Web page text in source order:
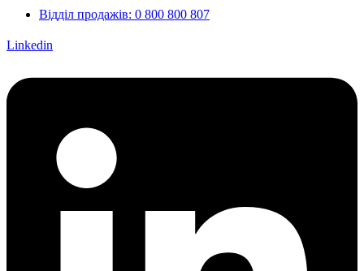
Відділ продажів: 0 800 800 807
Linkedin